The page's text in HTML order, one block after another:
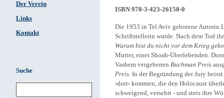
Der Verein
Links
Kontakt
Suche
ISBN 978-3-423-26150-0
Die 1953 in Tel Aviv geborene Autorin
Schriftstellerin wurde. Nach dem Tod
Warum bist du nicht vor dem Krieg
Mutter, einer Shoah-Überlebenden.
Vashem vergebenen Buchman Preis
Preis. In der Begründung der Jury
›dort‹ kommen, die den Holocaust
schweigend, versehrt - und stets ihre